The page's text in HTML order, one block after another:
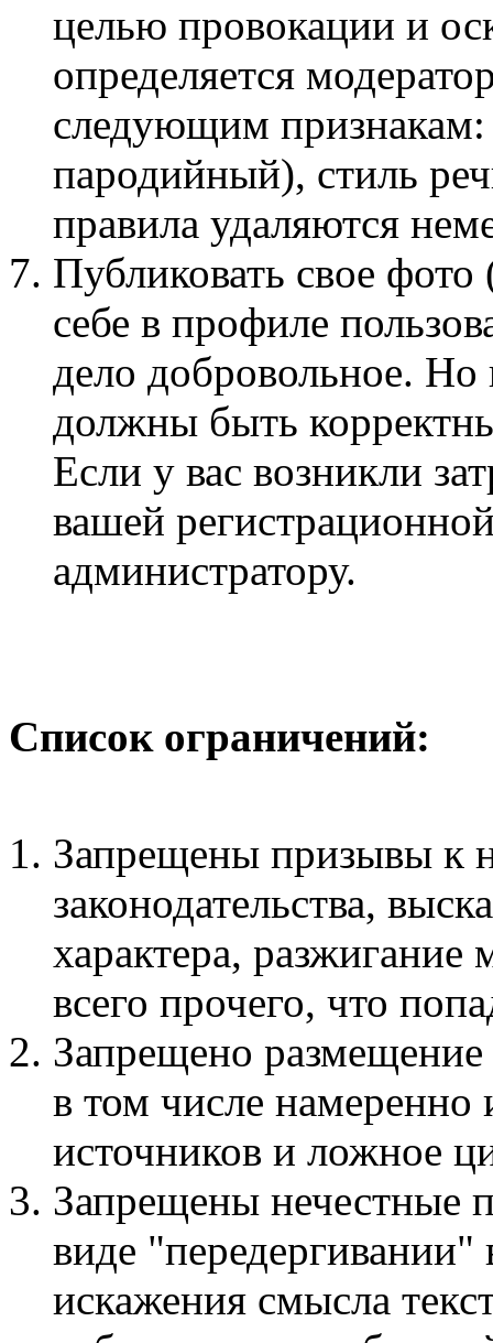
целью провокации и
определяется
следующим признакам:
пародийный), стиль
правила удаляются
Публиковать свое фото
себе в профиле
дело добровольное.
должны быть
Если у вас возникли
вашей
администратору.
Список ограничений:
Запрещены призывы к
законодательства,
характера,
всего прочего, что
Запрещено
в том числе намеренно
источников и ложное
Запрещены нечестные
виде "передергивании"
искажения смысла